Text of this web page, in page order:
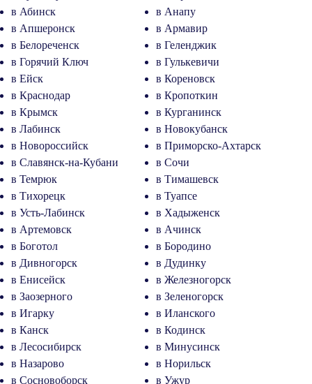
в Абинск
в Анапу
в Апшеронск
в Армавир
в Белореченск
в Геленджик
в Горячий Ключ
в Гулькевичи
в Ейск
в Кореновск
в Краснодар
в Кропоткин
в Крымск
в Курганинск
в Лабинск
в Новокубанск
в Новороссийск
в Приморско-Ахтарск
в Славянск-на-Кубани
в Сочи
в Темрюк
в Тимашевск
в Тихорецк
в Туапсе
в Усть-Лабинск
в Хадыженск
в Артемовск
в Ачинск
в Боготол
в Бородино
в Дивногорск
в Дудинку
в Енисейск
в Железногорск
в Заозерного
в Зеленогорск
в Игарку
в Иланского
в Канск
в Кодинск
в Лесосибирск
в Минусинск
в Назарово
в Норильск
в Сосновоборск
в Ужур